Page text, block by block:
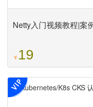
Netty入门视频教程|案
￥ 19